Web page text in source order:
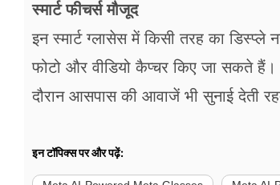
स्मार्ट फीचर्स मौजूद
इन स्मार्ट ग्लासेस में किसी तरह का डिस्प्ले
फोटो और वीडियो कैप्चर किए जा सकते
दौरान आसपास की आवाजें भी सुनाई देती
इन टॉपिक्स पर और पढ़ें: